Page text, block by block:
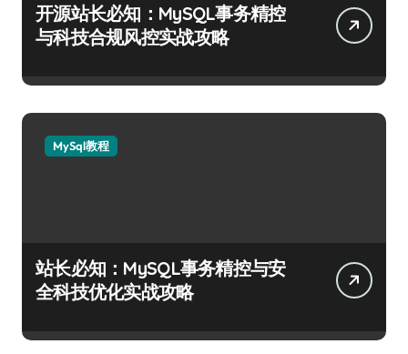
开源站长必知：MySQL事务精控
与科技合规风控实战攻略
MySql教程
站长必知：MySQL事务精控与安
全科技优化实战攻略